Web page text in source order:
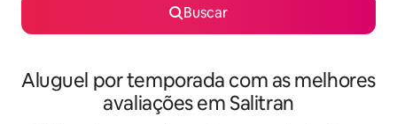
Buscar
Aluguel por temporada com as melhores
avaliações em Salitran